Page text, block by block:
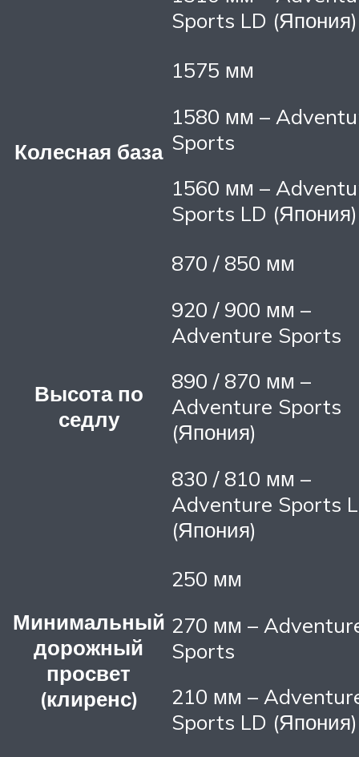
Sports LD (Япония)
Колесная база
1575 мм
1580 мм –
Sports
1560 мм –
Sports LD (Япония)
Высота по
седлу
870 / 850 мм
920 / 900 мм –
Adventure Sports
890 / 870 мм –
Adventure Sports
(Япония)
830 / 810 мм –
Adventure Sports
(Япония)
Минимальный
дорожный
просвет
(клиренс)
250 мм
270 мм –
Sports
210 мм –
Sports LD (Япония)